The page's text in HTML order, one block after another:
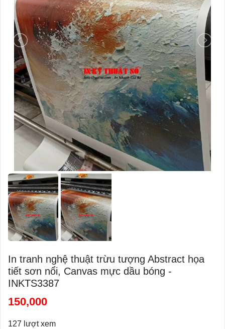
In tranh nghệ thuật trừu tượng Abstract họa
tiết sơn nổi, Canvas mực dầu bóng -
INKTS3387
150,000
127 lượt xem